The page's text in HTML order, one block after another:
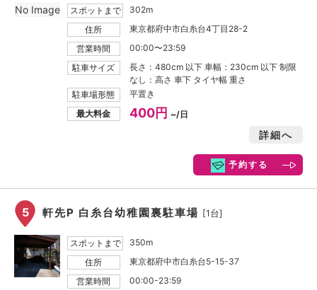
スポットまで
302m
住所
東京都府中市白糸台4丁目28-2
営業時間
00:00〜23:59
駐車サイズ
長さ：480cm 以下 車幅：230cm 以下 制限
なし：高さ 車下 タイヤ幅 重さ
駐車場形態
平置き
最大料金
400円 ~/日
詳細へ
予約する
No Image
5 軒先P 白糸台幼稚園裏駐車場 [1台]
スポットまで
350m
住所
東京都府中市白糸台5-15-37
営業時間
00:00-23:59